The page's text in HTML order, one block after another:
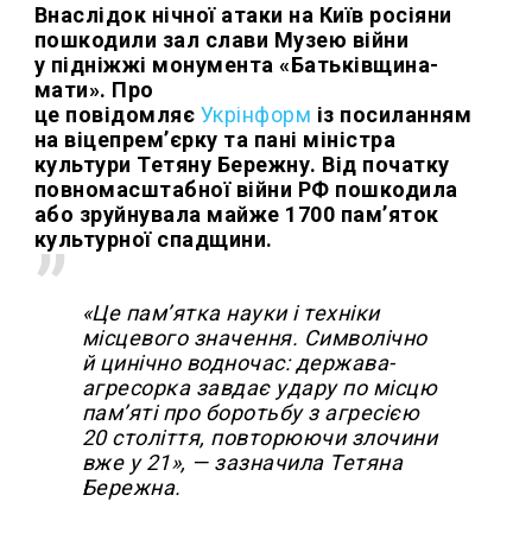
Внаслідок нічної атаки на Київ росіяни
пошкодили зал слави Музею війни
у підніжжі монумента «Батьківщина-
мати». Про
це повідомляє Укрінформ із посиланням
на віцепрем’єрку та пані міністра
культури Тетяну Бережну. Від початку
повномасштабної війни РФ пошкодила
або зруйнувала майже 1700 пам’яток
культурної спадщини.
«Це памʼятка науки і техніки
місцевого значення. Символічно
й цинічно водночас: держава-
агресорка завдає удару по місцю
пам’яті про боротьбу з агресією
20 століття, повторюючи злочини
вже у 21», — зазначила Тетяна
Бережна.